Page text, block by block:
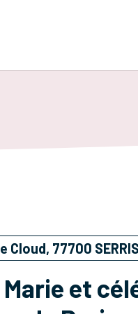
Cloud, 77700 SERRIS
et